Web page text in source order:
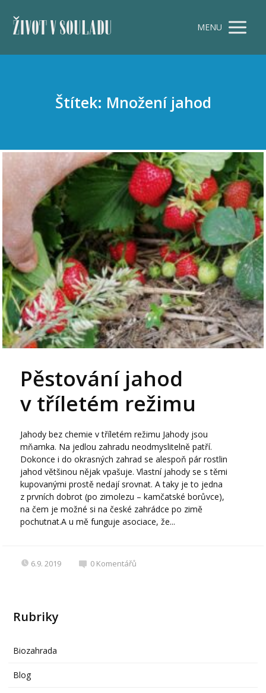
ŽIVOT V SOULADU MENU
Štítek: Množení jahod
Pěstování jahod
v tříletém režimu
Jahody bez chemie v tříletém režimu Jahody jsou
mňamka. Na jedlou zahradu neodmyslitelně patří.
Dokonce i do okrasných zahrad se alespoň pár rostlin
jahod většinou nějak vpašuje. Vlastní jahody se s těmi
kupovanými prostě nedají srovnat. A taky je to jedna
z prvních dobrot (po zimolezu – kamčatské borůvce),
na čem je možné si na české zahrádce po zimě
pochutnat.A u mě funguje asociace, že...
6.9. 2019 0 Komentářů
Rubriky
Biozahrada
Blog